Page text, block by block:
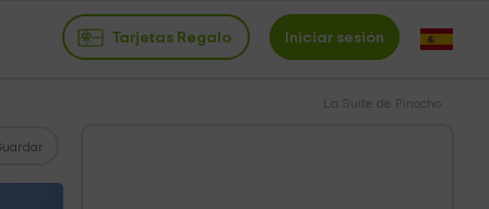
Tarjetas Regalo Iniciar sesión
La Suite de Pinocho